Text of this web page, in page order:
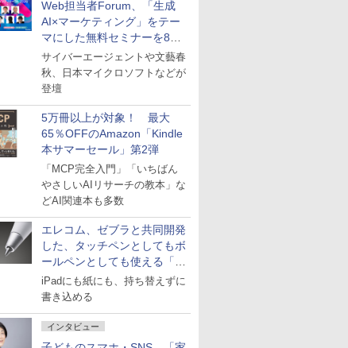
Web担当者Forum、「生成
AI×マーケティング」をテー
マにした無料セミナーを8月
27日にオンライン開催
サイバーエージェントや文藝春
秋、日本マイクロソフトなどが
登壇
5万冊以上が対象！ 最大
65％OFFのAmazon「Kindle
本サマーセール」第2弾
「MCP完全入門」「いちばん
やさしいAIリサーチの教本」な
どAI関連本も多数
エレコム、ゼブラと共同開発
した、タッチペンとしてもボ
ールペンとしても使える「ス
タイラスツーウェイ」発売
iPadにも紙にも、持ち替えずに
書き込める
インタビュー